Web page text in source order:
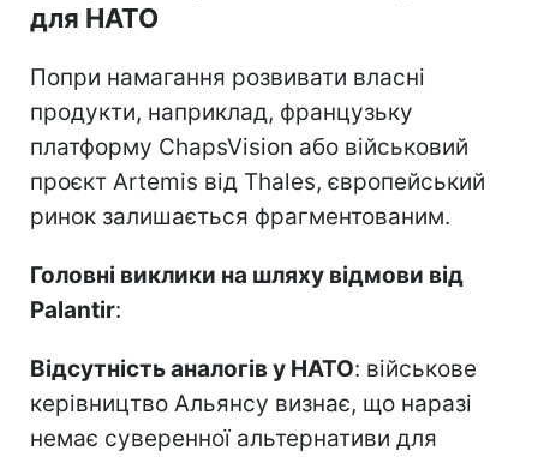
для НАТО
Попри намагання розвивати власні
продукти, наприклад, французьку
платформу ChapsVision або військовий
проєкт Artemis від Thales, європейський
ринок залишається фрагментованим.
Головні виклики на шляху відмови від
Palantir:
Відсутність аналогів у НАТО: військове
керівництво Альянсу визнає, що наразі
немає суверенної альтернативи для